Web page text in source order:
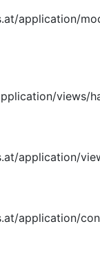
application/
views/
application/
application/